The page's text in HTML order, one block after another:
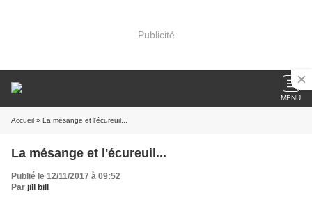
Publicité
MENU
Accueil » La mésange et l'écureuil...
La mésange et l'écureuil...
Publié le 12/11/2017 à 09:52
Par jill bill